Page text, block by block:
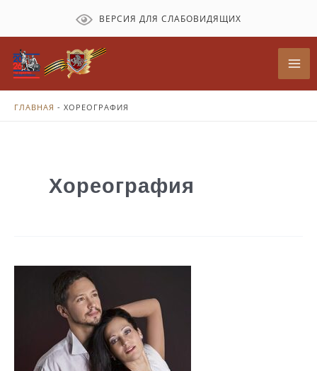
содержимому
ВЕРСИЯ ДЛЯ СЛАБОВИДЯЩИХ
ГЛАВНАЯ - ХОРЕОГРАФИЯ
Хореография